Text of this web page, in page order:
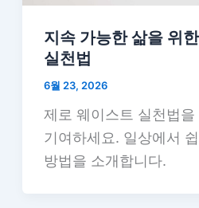
지속 가능한 삶을 위
실천법
6월 23, 2026
제로 웨이스트 실천법을
기여하세요. 일상에서
방법을 소개합니다.